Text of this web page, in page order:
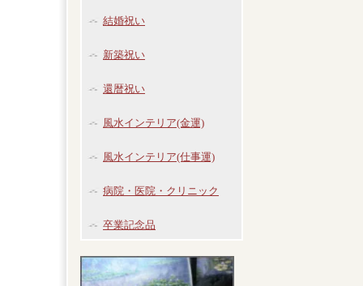
結婚祝い
新築祝い
還暦祝い
風水インテリア(金運)
風水インテリア(仕事運)
病院・医院・クリニック
卒業記念品